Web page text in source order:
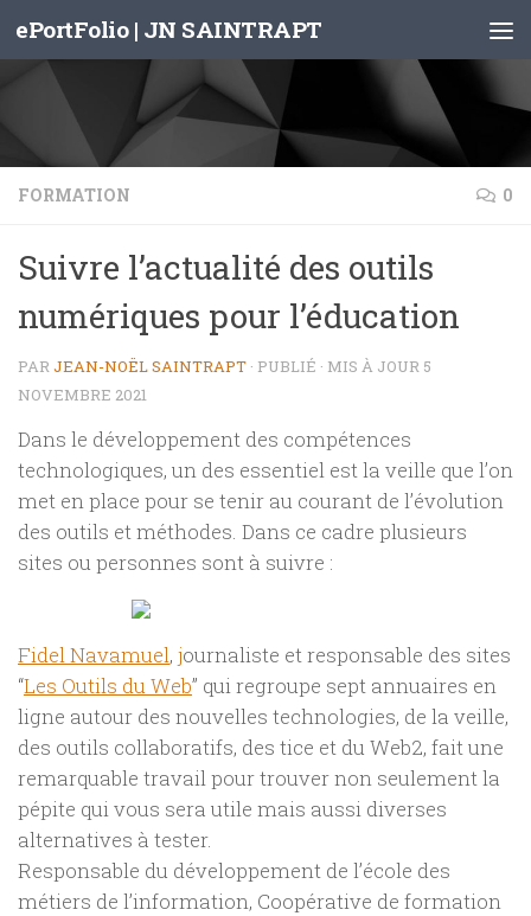
Skip to content
ePortFolio | JN SAINTRAPT
FORMATION 0
Suivre l’actualité des outils
numériques pour l’éducation
PARJEAN-NOËL SAINTRAPT · PUBLIÉ · MIS À JOUR 5
NOVEMBRE 2021
Dans le développement des compétences
technologiques, un des essentiel est la veille que l’on
met en place pour se tenir au courant de l’évolution
des outils et méthodes. Dans ce cadre plusieurs
sites ou personnes sont à suivre :
Fidel Navamuel, journaliste et responsable des sites
“Les Outils du Web” qui regroupe sept annuaires en
ligne autour des nouvelles technologies, de la veille,
des outils collaboratifs, des tice et du Web2, fait une
remarquable travail pour trouver non seulement la
pépite qui vous sera utile mais aussi diverses
alternatives à tester.
Responsable du développement de l’école des
métiers de l’information, Coopérative de formation